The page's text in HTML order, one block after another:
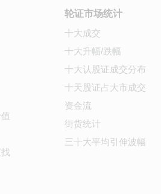
轮证市场统计
十大成交
十大升幅/跌幅
十大认股证成交分布
十天股证占大市成交
资金流
街货统计
三十大平均引伸波幅